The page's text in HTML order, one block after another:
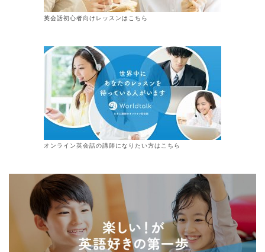
英会話初心者向けレッスンはこちら
オンライン英会話の講師になりたい方はこちら